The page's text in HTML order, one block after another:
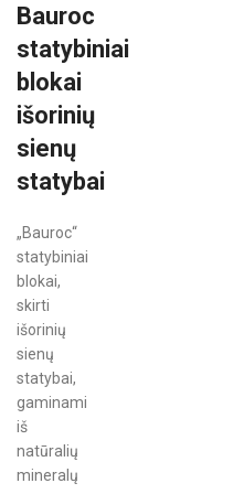
Bauroc
statybiniai
blokai
išorinių
sienų
statybai
„Bauroc“
statybiniai
blokai,
skirti
išorinių
sienų
statybai,
gaminami
iš
natūralių
mineralų